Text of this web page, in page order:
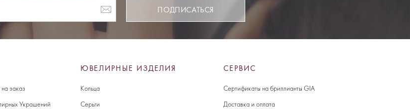
ПОДПИСАТЬСЯ
заказ
Украшений
ЮВЕЛИРНЫЕ ИЗДЕЛИЯ
Кольца
Серьги
СЕРВИС
Сертификаты на бриллианты GIA
Доставка и оплата